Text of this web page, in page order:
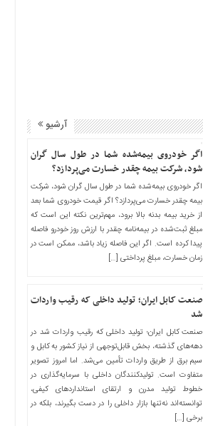
آرشیو
اگر خودروی بیمه‌شده شما در طول سال گران
شود، شرکت بیمه چقدر خسارت می‌پردازد؟
اگر خودروی بیمه‌شده شما در طول سال گران شود، شرکت
بیمه چقدر خسارت می‌پردازد؟ اگر قیمت خودروی شما بعد
از خرید بیمه بدنه بالا برود، مهم‌ترین نکته این است که
مبلغ ثبت‌شده در بیمه‌نامه چقدر با ارزش روز خودرو فاصله
پیدا کرده است. اگر این فاصله زیاد باشد، ممکن است در
زمان خسارت، مبلغ پرداختی […]
صنعت کابل ایران؛ تولید داخلی که رقیب واردات
شد
صنعت کابل ایران؛ تولید داخلی که رقیب واردات شد در
دهه‌های گذشته، بخش قابل‌توجهی از نیاز کشور به کابل و
سیم برق از طریق واردات تأمین می‌شد. اما امروز تصویر
متفاوت است. تولیدکنندگان داخلی با سرمایه‌گذاری در
خطوط تولید مدرن و ارتقای استانداردهای کیفی،
توانسته‌اند نه‌تنها بازار داخلی را در دست بگیرند، بلکه در
برخی […]